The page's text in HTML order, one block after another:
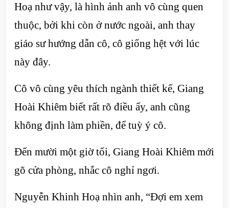
Hoạ như vậy, là hình ảnh anh vô cùng quen
thuộc, bởi khi còn ở nước ngoài, anh thay
giáo sư hướng dẫn cô, cô giống hệt với lúc
này đây.
Cô vô cùng yêu thích ngành thiết kế, Giang
Hoài Khiêm biết rất rõ điều ấy, anh cũng
không định làm phiền, để tuỳ ý cô.
Đến mười một giờ tối, Giang Hoài Khiêm mới
gõ cửa phòng, nhắc cô nghỉ ngơi.
Nguyễn Khinh Hoạ nhìn anh, “Đợi em xem